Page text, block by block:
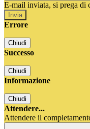
E-mail inviata, si prega di
Errore
Chiudi
Successo
Chiudi
Informazione
Chiudi
Attendere...
Attendere il